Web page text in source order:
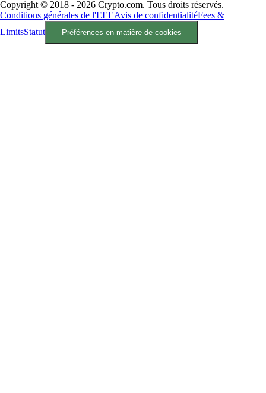
Copyright © 2018 - 2026 Crypto.com. Tous droits réservés.
Conditions générales de l'EEEAvis de confidentialitéFees &
LimitsStatut Préférences en matière de cookies